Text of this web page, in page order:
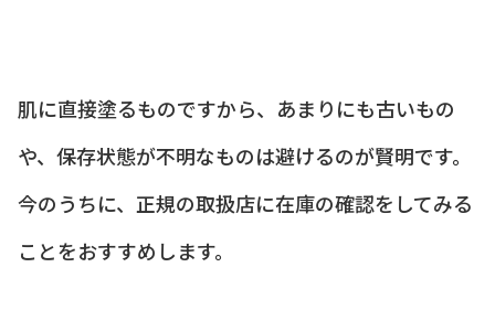
肌に直接塗るものですから、あまりにも古いもの
や、保存状態が不明なものは避けるのが賢明です。
今のうちに、正規の取扱店に在庫の確認をしてみる
ことをおすすめします。